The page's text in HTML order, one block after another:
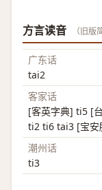
方言读音 （旧版
广东话
tai2
客家话
[客英字典] ti5 [
ti2 ti6 tai3 [宝安
潮州话
ti3